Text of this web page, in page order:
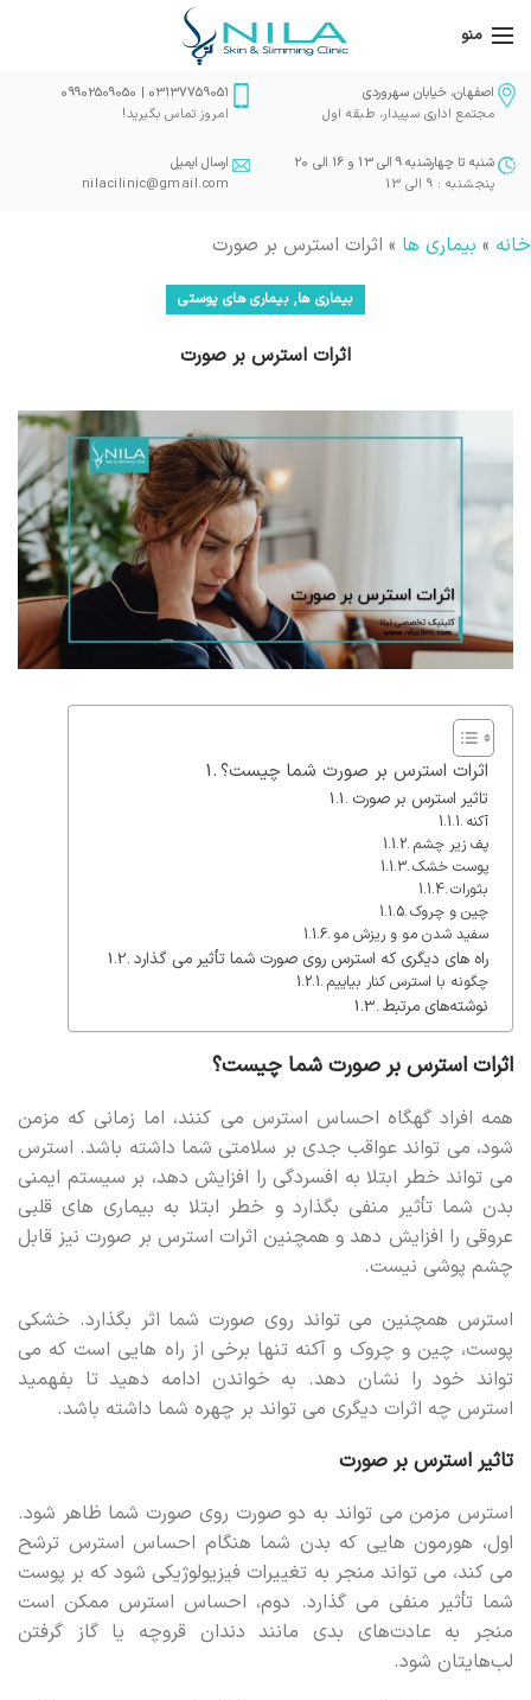
منو
اصفهان، خیابان سهروردی
مجتمع اداری سپیدار، طبقه اول
03137759051 | 09902509050
امروز تماس بگیرید!
شنبه تا چهارشنبه 9 الی 13 و 16 الی 20
پنجشنبه : 9 الی 13
ارسال ایمیل
nilacilinic@gmail.com
خانه » بیماری ها » اثرات استرس بر صورت
بیماری ها,بیماری های پوستی
اثرات استرس بر صورت
اثرات استرس بر صورت شما چیست؟
تاثیر استرس بر صورت
آکنه
پف زیر چشم
پوست خشک
بثورات
چین و چروک
سفید شدن مو و ریزش مو
راه های دیگری که استرس روی صورت شما تأثیر می گذارد
چگونه با استرس کنار بیاییم
نوشته‌های مرتبط
اثرات استرس بر صورت شما چیست؟
همه افراد گهگاه احساس استرس می کنند، اما زمانی که مزمن
شود، می تواند عواقب جدی بر سلامتی شما داشته باشد. استرس
می تواند خطر ابتلا به افسردگی را افزایش دهد، بر سیستم ایمنی
بدن شما تأثیر منفی بگذارد و خطر ابتلا به بیماری های قلبی
عروقی را افزایش دهد و همچنین اثرات استرس بر صورت نیز قابل
چشم پوشی نیست.
استرس همچنین می تواند روی صورت شما اثر بگذارد. خشکی
پوست، چین و چروک و آکنه تنها برخی از راه هایی است که می
تواند خود را نشان دهد. به خواندن ادامه دهید تا بفهمید
استرس چه اثرات دیگری می تواند بر چهره شما داشته باشد.
تاثیر استرس بر صورت
استرس مزمن می تواند به دو صورت روی صورت شما ظاهر شود.
اول، هورمون هایی که بدن شما هنگام احساس استرس ترشح
می کند، می تواند منجر به تغییرات فیزیولوژیکی شود که بر پوست
شما تأثیر منفی می گذارد. دوم، احساس استرس ممکن است
منجر به عادت‌های بدی مانند دندان قروچه یا گاز گرفتن
لب‌هایتان شود.